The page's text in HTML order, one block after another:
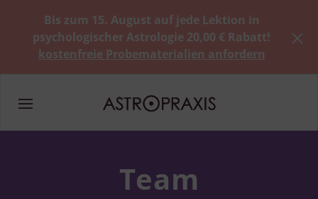
Bis zum 15. August auf jede Lektion in
psychologischer Astrologie 20,00 € Rabatt!
kostenfreie Probematerialien anfordern
Team